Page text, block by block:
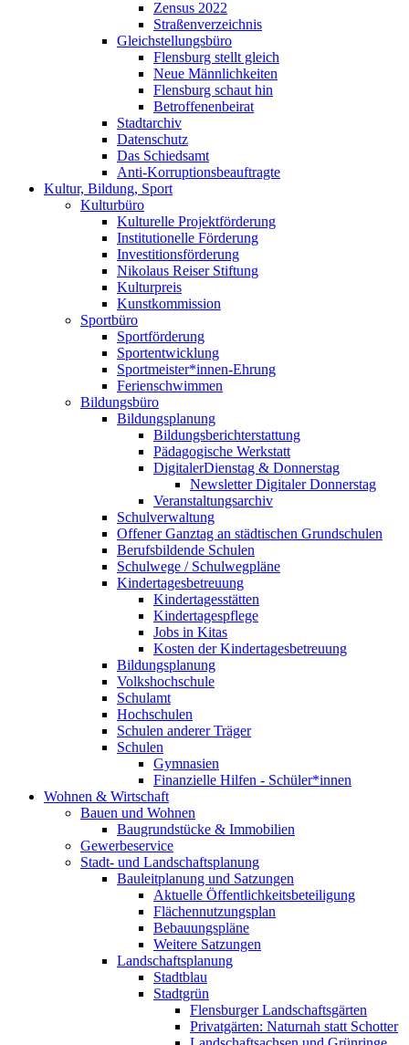
Zensus 2022
Straßenverzeichnis
Gleichstellungsbüro
Flensburg stellt gleich
Neue Männlichkeiten
Flensburg schaut hin
Betroffenenbeirat
Stadtarchiv
Datenschutz
Das Schiedsamt
Anti-Korruptionsbeauftragte
Kultur, Bildung, Sport
Kulturbüro
Kulturelle Projektförderung
Institutionelle Förderung
Investitionsförderung
Nikolaus Reiser Stiftung
Kulturpreis
Kunstkommission
Sportbüro
Sportförderung
Sportentwicklung
Sportmeister*innen-Ehrung
Ferienschwimmen
Bildungsbüro
Bildungsplanung
Bildungsberichterstattung
Pädagogische Werkstatt
DigitalerDienstag & Donnerstag
Newsletter Digitaler Donnerstag
Veranstaltungsarchiv
Schulverwaltung
Offener Ganztag an städtischen Grundschulen
Berufsbildende Schulen
Schulwege / Schulwegpläne
Kindertagesbetreuung
Kindertagesstätten
Kindertagespflege
Jobs in Kitas
Kosten der Kindertagesbetreuung
Bildungsplanung
Volkshochschule
Schulamt
Hochschulen
Schulen anderer Träger
Schulen
Gymnasien
Finanzielle Hilfen - Schüler*innen
Wohnen & Wirtschaft
Bauen und Wohnen
Baugrundstücke & Immobilien
Gewerbeservice
Stadt- und Landschaftsplanung
Bauleitplanung und Satzungen
Aktuelle Öffentlichkeitsbeteiligung
Flächennutzungsplan
Bebauungspläne
Weitere Satzungen
Landschaftsplanung
Stadtblau
Stadtgrün
Flensburger Landschaftsgärten
Privatgärten: Naturnah statt Schotter